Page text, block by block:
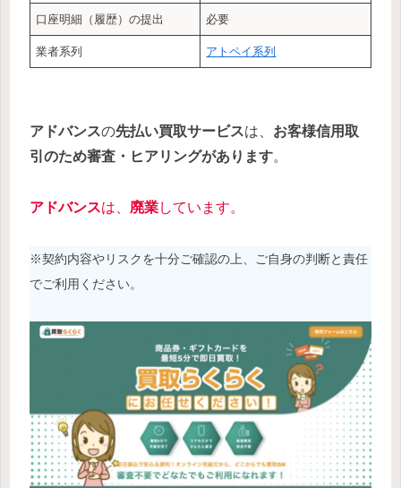
口座明細（履歴）の提出 必要
業者系列 アトペイ系列
アドバンスの先払い買取サービスは、 お客様信用取
引のため審査・ヒアリングがあります。
アドバンスは、 廃業しています。
※契約内容やリスクを十分ご確認の上、ご自身の判断と責任
でご利用ください。